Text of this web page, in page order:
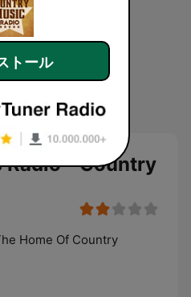
- Country
Home Of Country
トール